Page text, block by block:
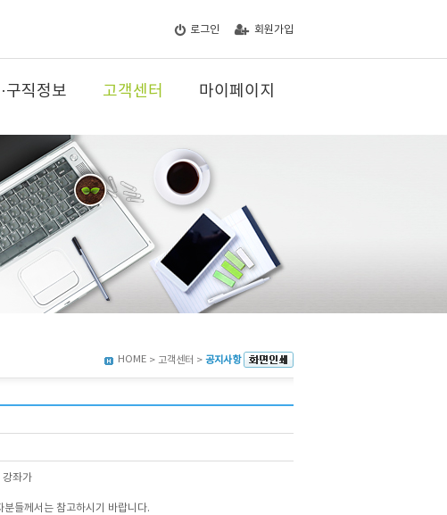
로그인 회원가입
구직정보 고객센터 마이페이지
HOME > 고객센터 > 공지사항
강좌가
들께서는 참고하시기 바랍니다.